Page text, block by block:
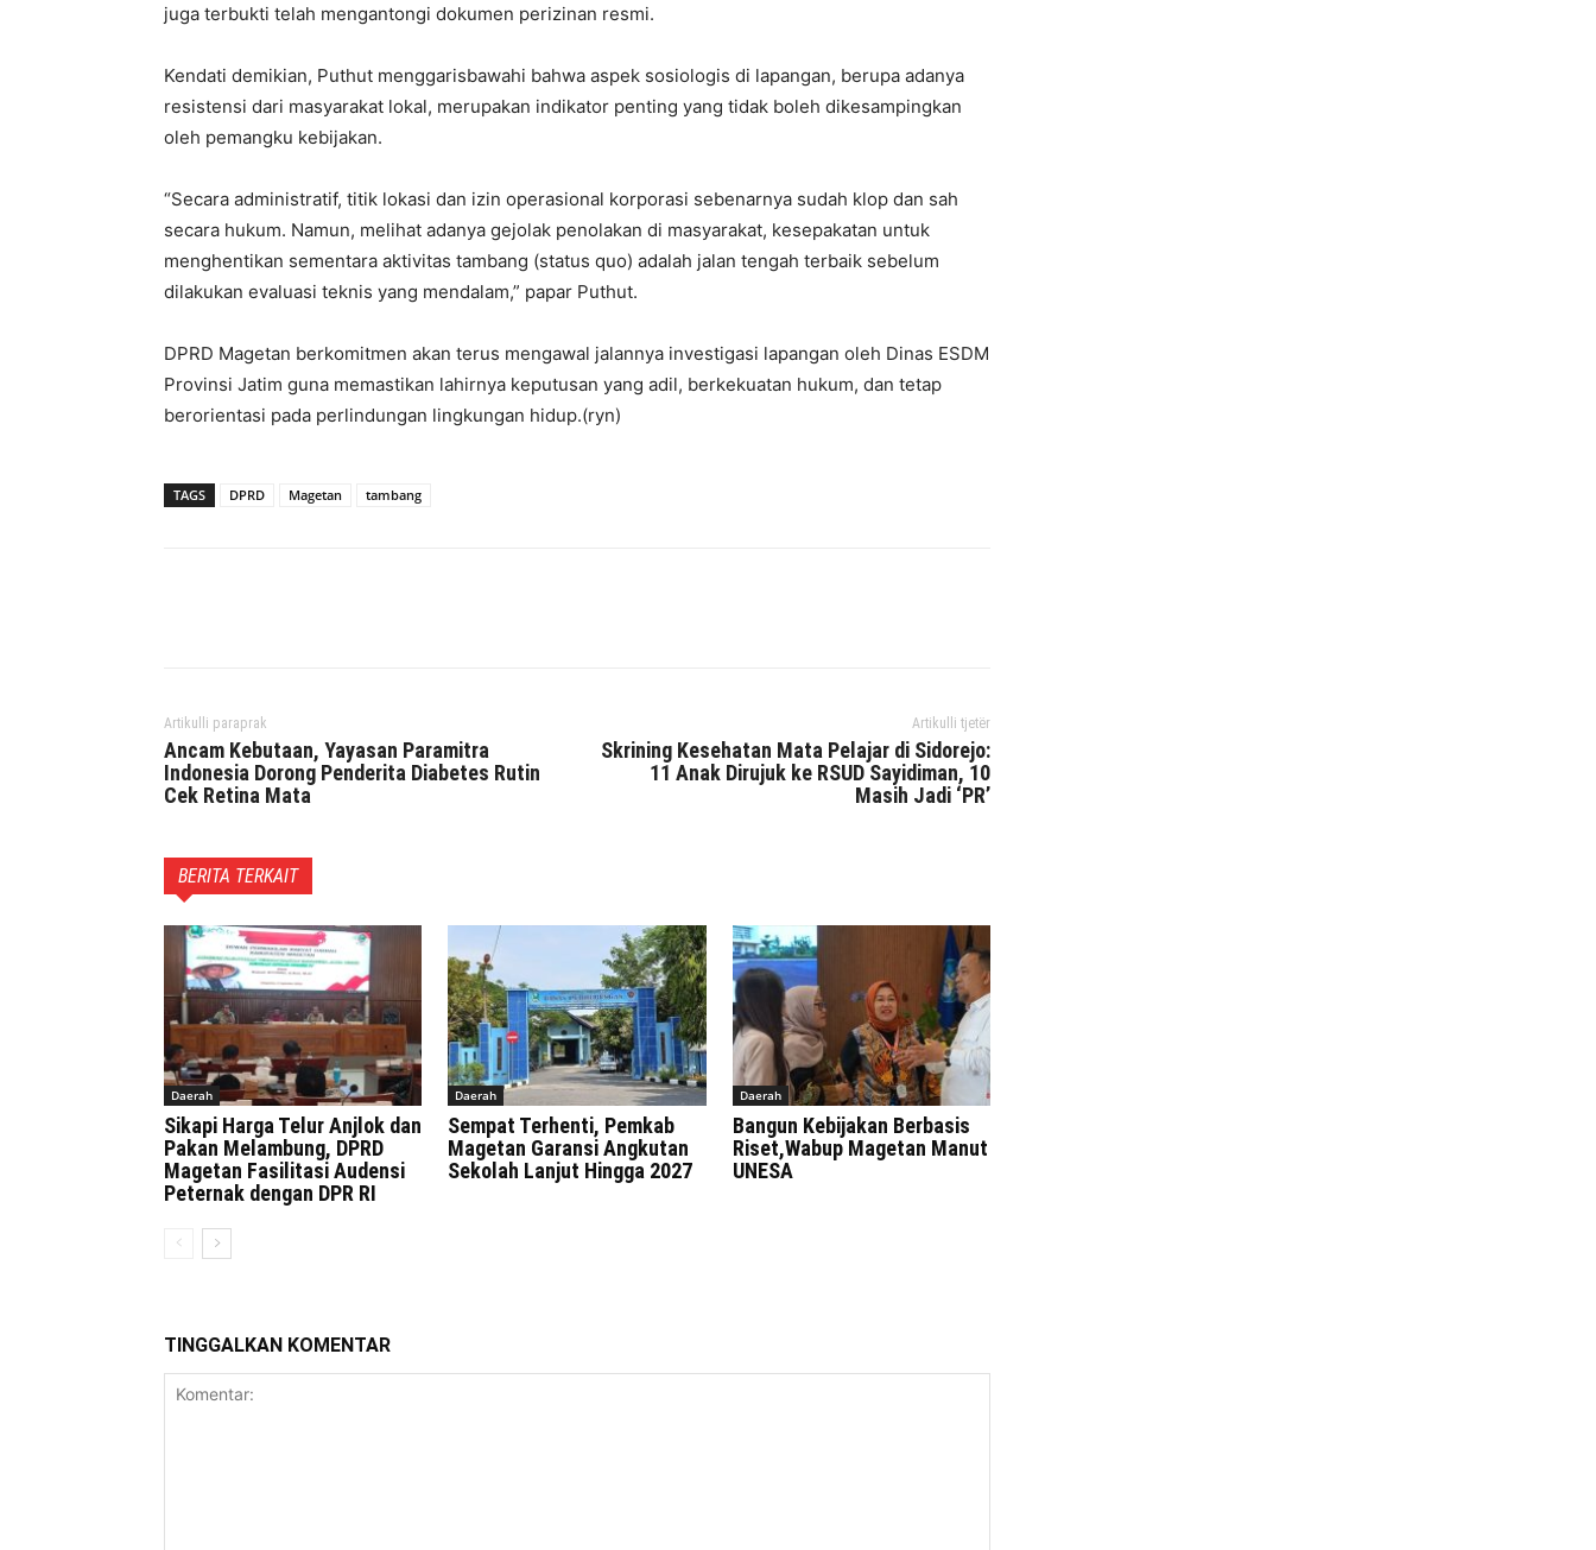
juga terbukti telah mengantongi dokumen perizinan resmi.
Kendati demikian, Puthut menggarisbawahi bahwa aspek sosiologis di lapangan, berupa adanya
resistensi dari masyarakat lokal, merupakan indikator penting yang tidak boleh dikesampingkan
oleh pemangku kebijakan.
“Secara administratif, titik lokasi dan izin operasional korporasi sebenarnya sudah klop dan sah
secara hukum. Namun, melihat adanya gejolak penolakan di masyarakat, kesepakatan untuk
menghentikan sementara aktivitas tambang (status quo) adalah jalan tengah terbaik sebelum
dilakukan evaluasi teknis yang mendalam,” papar Puthut.
DPRD Magetan berkomitmen akan terus mengawal jalannya investigasi lapangan oleh Dinas ESDM
Provinsi Jatim guna memastikan lahirnya keputusan yang adil, berkekuatan hukum, dan tetap
berorientasi pada perlindungan lingkungan hidup.(ryn)
TAGS DPRD Magetan tambang
Artikulli paraprak
Ancam Kebutaan, Yayasan Paramitra
Indonesia Dorong Penderita Diabetes Rutin
Cek Retina Mata
Artikulli tjetër
Skrining Kesehatan Mata Pelajar di Sidorejo:
11 Anak Dirujuk ke RSUD Sayidiman, 10
Masih Jadi ‘PR’
BERITA TERKAIT
Daerah
Sikapi Harga Telur Anjlok dan
Pakan Melambung, DPRD
Magetan Fasilitasi Audensi
Peternak dengan DPR RI
Daerah
Sempat Terhenti, Pemkab
Magetan Garansi Angkutan
Sekolah Lanjut Hingga 2027
Daerah
Bangun Kebijakan Berbasis
Riset,Wabup Magetan Manut
UNESA
TINGGALKAN KOMENTAR